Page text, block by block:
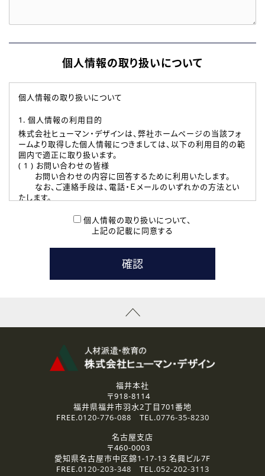
個人情報の取り扱いについて
個人情報の取り扱いについて
1. 個人情報の利用目的
株式会社ヒューマン・デザインは、弊社ホームページの当該フォ
ームより取得した個人情報につきましては、以下の利用目的の範
囲内で適正に取り扱います。
( 1 ) お問い合わせの皆様
お問い合わせの内容に回答するために利用いたします。
なお、ご連絡手段は、電話・Ｅメールのいずれかの方法とい
たします。
本登録に関するご連絡および本登録時の参考情報として利
たします。
( 3 ) スタッフ派遣を検討されている企業の皆様
お問い合わせの内容に回答するために利用いたします。
なお、ご連絡手段は、電話・Ｅメールのいずれかの方法とい
資料送付、受講相談に関するご連絡のために利用いたしま
その他、お問い合わせの内容に回答するために利用いたし
なお、ご連絡手段は、電話・Ｅメールのいずれかの方法とい
2.個人情報の第三者提供
ご提供いただいた個人情報は、法令等の規定に従う場合を除き、
3.個人情報の取り扱いの委託
弊社の定める個人情報保護の評価基準を満たした委託先に、個
人情報を委託する場合があります。
個人情報の取り扱いについて、
上記の記載に同意する
福井本社
〒918-8114
福井県福井市羽水2丁目701番地
FREE.0120-776-088 TEL.0776-35-8230
名古屋支店
〒460-0003
愛知県名古屋市中区錦1-17-13 名興ビル7F
FREE.0120-203-348 TEL.052-202-3113